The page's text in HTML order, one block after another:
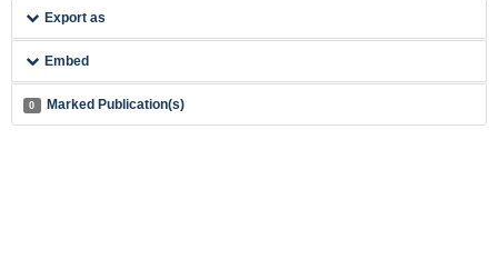
Export as
Embed
0 Marked Publication(s)